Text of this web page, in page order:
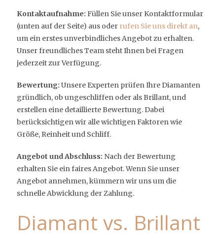
Kontaktaufnahme: Füllen Sie unser Kontaktformular
(unten auf der Seite) aus oder rufen Sie uns direkt an,
um ein erstes unverbindliches Angebot zu erhalten.
Unser freundliches Team steht Ihnen bei Fragen
jederzeit zur Verfügung.
Bewertung: Unsere Experten prüfen Ihre Diamanten
gründlich, ob ungeschliffen oder als Brillant, und
erstellen eine detaillierte Bewertung. Dabei
berücksichtigen wir alle wichtigen Faktoren wie
Größe, Reinheit und Schliff.
Angebot und Abschluss: Nach der Bewertung
erhalten Sie ein faires Angebot. Wenn Sie unser
Angebot annehmen, kümmern wir uns um die
schnelle Abwicklung der Zahlung.
Diamant vs. Brillant